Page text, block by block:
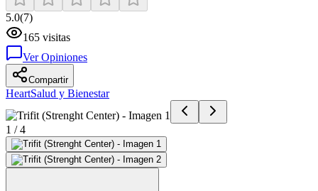
5.0(7)
165 visitas
Ver Opiniones
Compartir
HeartSalud y Bienestar
1 /4